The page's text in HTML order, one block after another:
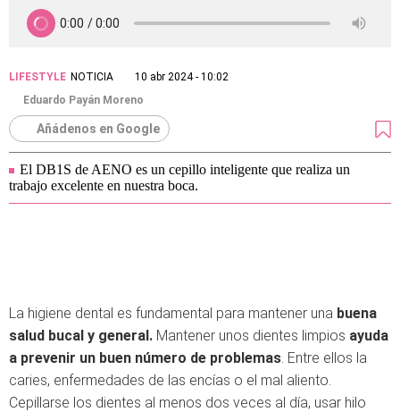
LIFESTYLE NOTICIA
10 abr 2024 - 10:02
Eduardo Payán Moreno
Añádenos en Google
El DB1S de AENO es un cepillo inteligente que realiza un
trabajo excelente en nuestra boca.
La higiene dental es fundamental para mantener una buena
salud bucal y general. Mantener unos dientes limpios ayuda
a prevenir un buen número de problemas. Entre ellos la
caries, enfermedades de las encías o el mal aliento.
Cepillarse los dientes al menos dos veces al día, usar hilo